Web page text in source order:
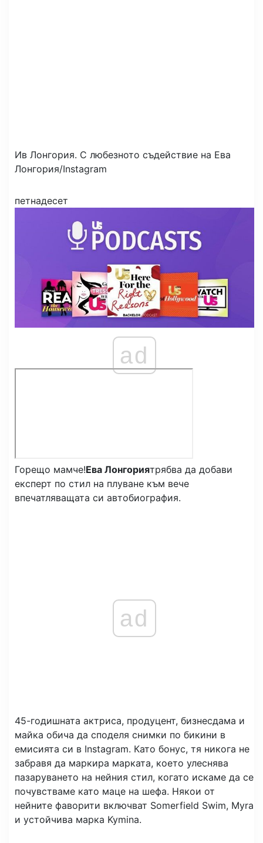
Ив Лонгория. С любезното съдействие на Ева
Лонгория/Instagram
петнадесет
ad
Горещо мамче!Ева Лонгориятрябва да добави
експерт по стил на плуване към вече
впечатляващата си автобиография.
ad
45-годишната актриса, продуцент, бизнесдама и
майка обича да споделя снимки по бикини в
емисията си в Instagram. Като бонус, тя никога не
забравя да маркира марката, което улеснява
пазаруването на нейния стил, когато искаме да се
почувстваме като маце на шефа. Някои от
нейните фаворити включват Somerfield Swim, Myra
и устойчива марка Kymina.